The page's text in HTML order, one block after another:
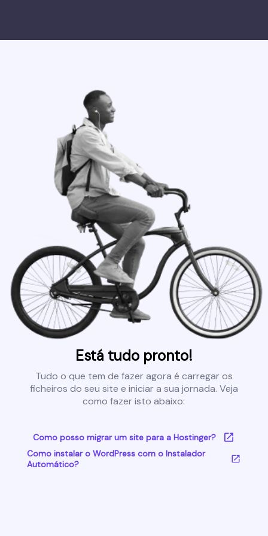
Está tudo pronto!
Tudo o que tem de fazer agora é carregar os
ficheiros do seu site e iniciar a sua jornada. Veja
como fazer isto abaixo:
Como posso migrar um site para a Hostinger?
Como instalar o WordPress com o Instalador
Automático?